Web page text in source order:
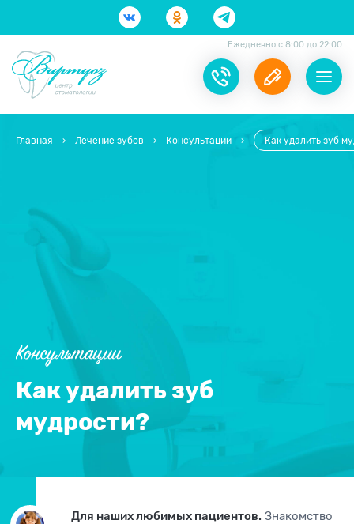
Ежедневно с 8:00 до 22:00
Главная › Лечение зубов › Консультации › Как удалить зуб
Консультации
Как удалить зуб
мудрости?
Для наших любимых пациентов. Знакомство